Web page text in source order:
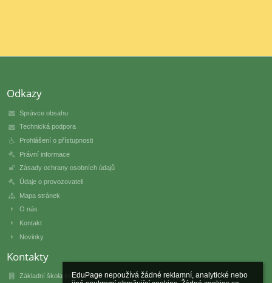
EduPage nepoužívá žádné reklamní, analytické nebo
Odkazy
Správce obsahu
Technická podpora
Prohlášení o přístupnosti
Právní informace
Zásady ochrany osobních údajů
Údaje o provozovateli
Mapa stránek
O nás
Kontakt
Novinky
Kontakty
Základní škola Inspíria s.r.o.